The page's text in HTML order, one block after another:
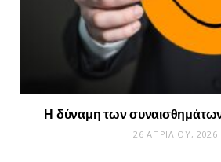
Η δύναμη των
26 ΑΠΡΙΛΊΟΥ, 2026